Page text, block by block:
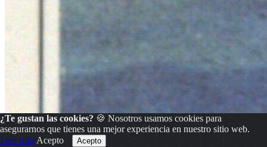
¿Te gustan las cookies? 🍪 Nosotros usamos cookies para
asegurarnos que tienes una mejor experiencia en nuestro sitio web.
Leer más Acepto